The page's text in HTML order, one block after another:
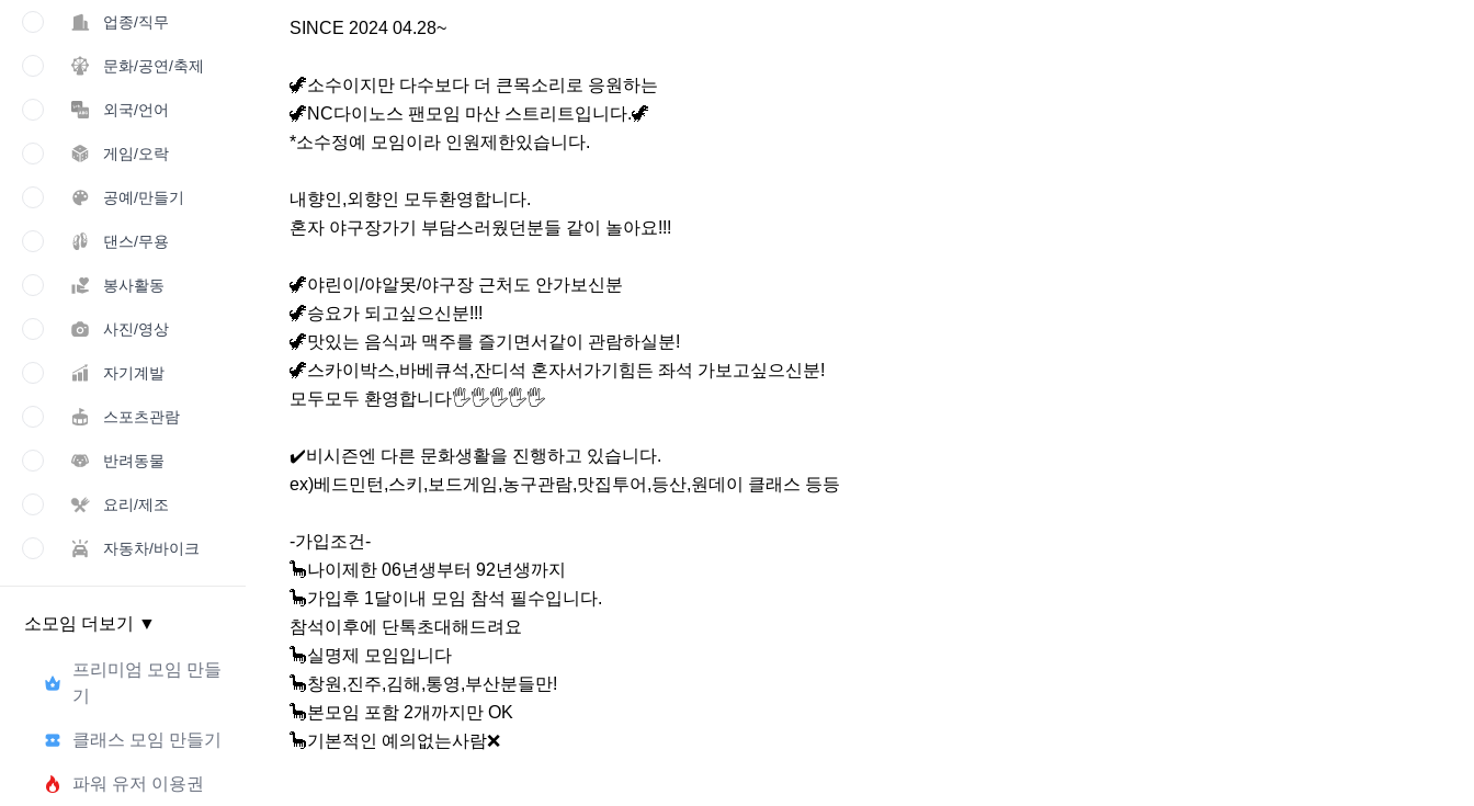
업종/직무
문화/공연/축제
외국/언어
게임/오락
공예/만들기
댄스/무용
봉사활동
사진/영상
자기계발
스포츠관람
반려동물
요리/제조
자동차/바이크
소모임 더보기 ▼
프리미엄 모임 만들
기
클래스 모임 만들기
파워 유저 이용권
SINCE 2024 04.28~
🦖소수이지만 다수보다 더 큰목소리로 응원하는
🦖NC다이노스 팬모임 마산 스트리트입니다.🦖
*소수정예 모임이라 인원제한있습니다.
내향인,외향인 모두환영합니다.
혼자 야구장가기 부담스러웠던분들 같이 놀아요!!!
🦖야린이/야알못/야구장 근처도 안가보신분
🦖승요가 되고싶으신분!!!
🦖맛있는 음식과 맥주를 즐기면서같이 관람하실분!
🦖스카이박스,바베큐석,잔디석 혼자서가기힘든 좌석 가보고싶으신분!
모두모두 환영합니다🖐🖐🖐🖐🖐
✔️비시즌엔 다른 문화생활을 진행하고 있습니다.
ex)베드민턴,스키,보드게임,농구관람,맛집투어,등산,원데이 클래스 등등
-가입조건-
🦕나이제한 06년생부터 92년생까지
🦕가입후 1달이내 모임 참석 필수입니다.
참석이후에 단톡초대해드려요
🦕실명제 모임입니다
🦕창원,진주,김해,통영,부산분들만!
🦕본모임 포함 2개까지만 OK
🦕기본적인 예의없는사람❌️